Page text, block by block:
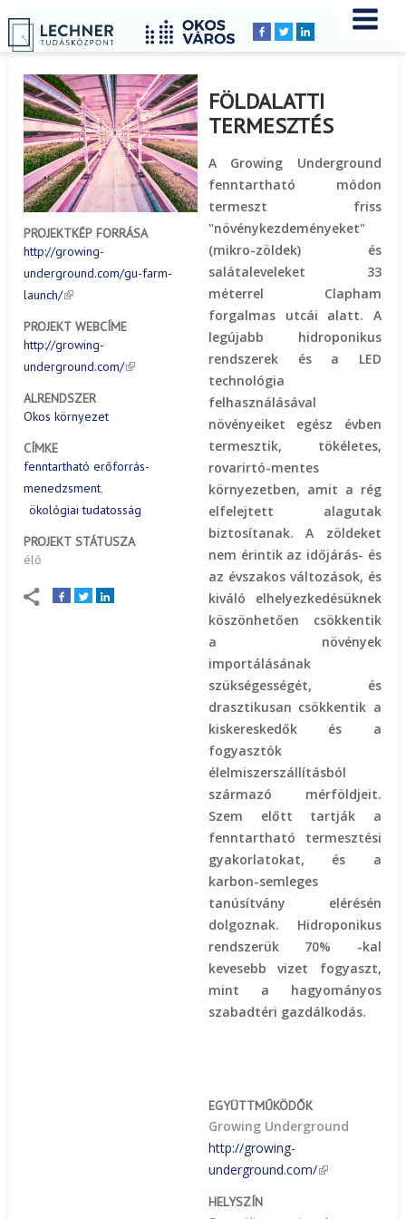
Breadcrumbs
YOU
ARE
HERE:
Címlap Peldatar
PROJEKTKÉP FORRÁSA
http://growing-
underground.com/gu-farm-
launch/
PROJEKT WEBCÍME
http://growing-
underground.com/
ALRENDSZER
Okos környezet
CÍMKE
fenntartható erőforrás-
menedzsment
ökológiai tudatosság
PROJEKT STÁTUSZA
élő
FÖLDALATTI
TERMESZTÉS
A Growing Underground
fenntartható módon
termeszt friss
"növénykezdeményeket"
(mikro-zöldek) és
salátaleveleket 33
méterrel Clapham
forgalmas utcái alatt. A
legújabb hidroponikus
rendszerek és a LED
technológia
felhasználásával
növényeiket egész évben
termesztik, tökéletes,
rovarirtó-mentes
környezetben, amit a rég
elfelejtett alagutak
biztosítanak. A zöldeket
nem érintik az időjárás- és
az évszakos változások, és
kiváló elhelyezkedésüknek
köszönhetően csökkentik
a növények
importálásának
szükségességét, és
drasztikusan csökkentik a
kiskereskedők és a
fogyasztók
élelmiszerszállításból
származó mérföldjeit.
Szem előtt tartják a
fenntartható termesztési
gyakorlatokat, és a
karbon-semleges
tanúsítvány elérésén
dolgoznak. Hidroponikus
rendszerük 70% -kal
kevesebb vizet fogyaszt,
mint a hagyományos
szabadtéri gazdálkodás.
EGYÜTTMŰKÖDŐK
Growing Underground
http://growing-
underground.com/
HELYSZÍN